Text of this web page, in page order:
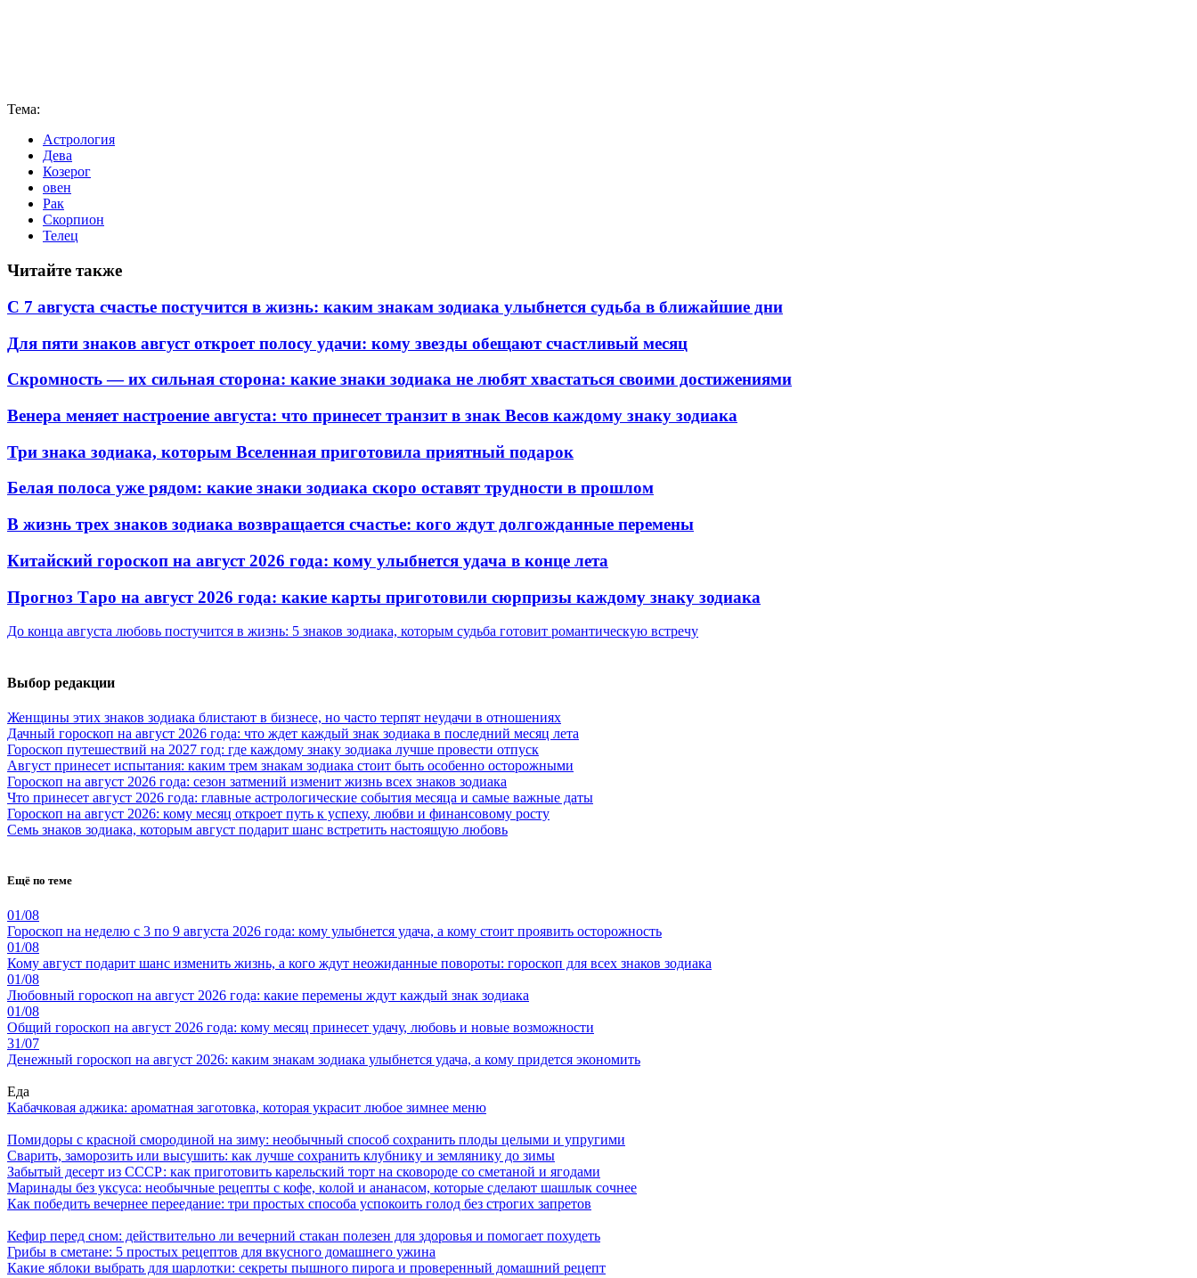
Тема:
Астрология
Дева
Козерог
овен
Рак
Скорпион
Телец
Читайте также
С 7 августа счастье постучится в жизнь: каким знакам зодиака улыбнется судьба в ближайшие дни
Для пяти знаков август откроет полосу удачи: кому звезды обещают счастливый месяц
Скромность — их сильная сторона: какие знаки зодиака не любят хвастаться своими достижениями
Венера меняет настроение августа: что принесет транзит в знак Весов каждому знаку зодиака
Три знака зодиака, которым Вселенная приготовила приятный подарок
Белая полоса уже рядом: какие знаки зодиака скоро оставят трудности в прошлом
В жизнь трех знаков зодиака возвращается счастье: кого ждут долгожданные перемены
Китайский гороскоп на август 2026 года: кому улыбнется удача в конце лета
Прогноз Таро на август 2026 года: какие карты приготовили сюрпризы каждому знаку зодиака
До конца августа любовь постучится в жизнь: 5 знаков зодиака, которым судьба готовит романтическую встречу
Выбор редакции
Женщины этих знаков зодиака блистают в бизнесе, но часто терпят неудачи в отношениях
Дачный гороскоп на август 2026 года: что ждет каждый знак зодиака в последний месяц лета
Гороскоп путешествий на 2027 год: где каждому знаку зодиака лучше провести отпуск
Август принесет испытания: каким трем знакам зодиака стоит быть особенно осторожными
Гороскоп на август 2026 года: сезон затмений изменит жизнь всех знаков зодиака
Что принесет август 2026 года: главные астрологические события месяца и самые важные даты
Гороскоп на август 2026: кому месяц откроет путь к успеху, любви и финансовому росту
Семь знаков зодиака, которым август подарит шанс встретить настоящую любовь
Ещё по теме
01/08
Гороскоп на неделю с 3 по 9 августа 2026 года: кому улыбнется удача, а кому стоит проявить осторожность
01/08
Кому август подарит шанс изменить жизнь, а кого ждут неожиданные повороты: гороскоп для всех знаков зодиака
01/08
Любовный гороскоп на август 2026 года: какие перемены ждут каждый знак зодиака
01/08
Общий гороскоп на август 2026 года: кому месяц принесет удачу, любовь и новые возможности
31/07
Денежный гороскоп на август 2026: каким знакам зодиака улыбнется удача, а кому придется экономить
Еда
Кабачковая аджика: ароматная заготовка, которая украсит любое зимнее меню
Помидоры с красной смородиной на зиму: необычный способ сохранить плоды целыми и упругими
Сварить, заморозить или высушить: как лучше сохранить клубнику и землянику до зимы
Забытый десерт из СССР: как приготовить карельский торт на сковороде со сметаной и ягодами
Маринады без уксуса: необычные рецепты с кофе, колой и ананасом, которые сделают шашлык сочнее
Как победить вечернее переедание: три простых способа успокоить голод без строгих запретов
Кефир перед сном: действительно ли вечерний стакан полезен для здоровья и помогает похудеть
Грибы в сметане: 5 простых рецептов для вкусного домашнего ужина
Какие яблоки выбрать для шарлотки: секреты пышного пирога и проверенный домашний рецепт